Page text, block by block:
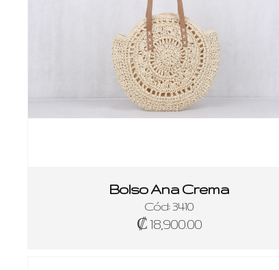
Bolso Ana Crema
Cód: 3410
₡ 18,900.00